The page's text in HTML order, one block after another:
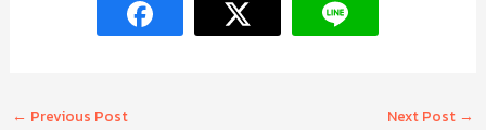
← Previous Post Next Post →